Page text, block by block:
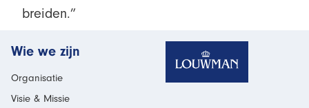
breiden.”
Wie we zijn
Organisatie
Visie & Missie